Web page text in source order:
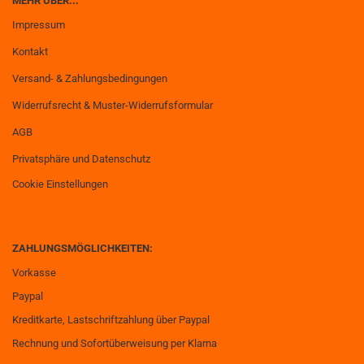
Impressum
Kontakt
Versand- & Zahlungsbedingungen
Widerrufsrecht & Muster-Widerrufsformular
AGB
Privatsphäre und Datenschutz
Cookie Einstellungen
ZAHLUNGSMÖGLICHKEITEN:
Vorkasse
Paypal
Kreditkarte, Lastschriftzahlung über Paypal
Rechnung und Sofortüberweisung per Klarna